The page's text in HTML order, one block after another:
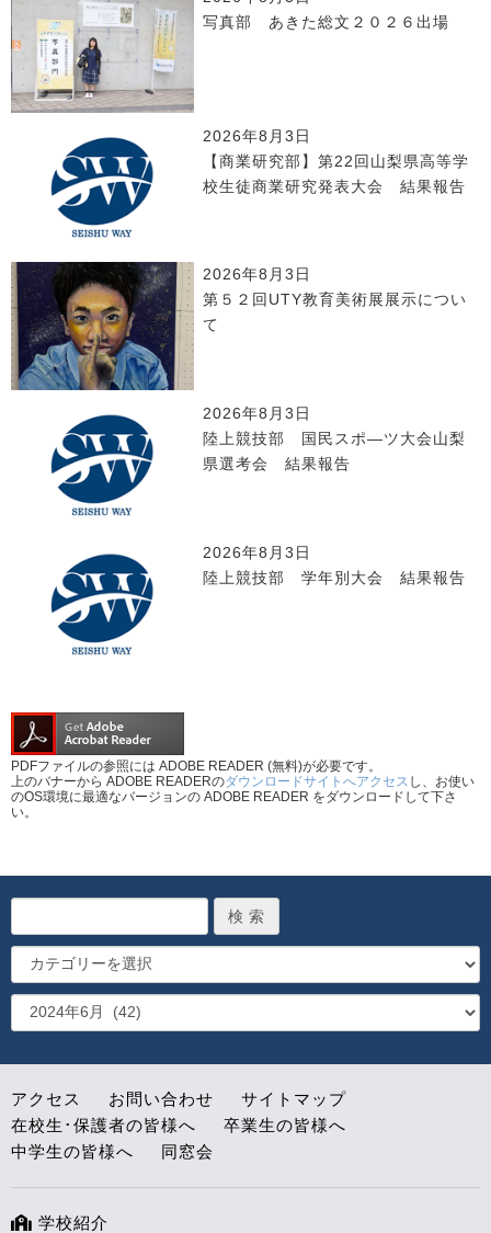
写真部 あきた総文２０２６出場
2026年8月3日
【商業研究部】第22回山梨県高等学
校生徒商業研究発表大会 結果報告
2026年8月3日
第５２回UTY教育美術展展示につい
て
2026年8月3日
陸上競技部 国民スポ―ツ大会山梨
県選考会 結果報告
2026年8月3日
陸上競技部 学年別大会 結果報告
PDFファイルの参照には ADOBE READER (無料)が必要です。
上のバナーから ADOBE READERのダウンロードサイトへアクセス し、お使い
のOS環境に最適なバージョンの ADOBE READER をダウンロードして下さ
い。
アクセス お問い合わせ
サイトマップ
在校生･保護者の皆様へ
卒業生の皆様へ
中学生の皆様へ
同窓会
学校紹介